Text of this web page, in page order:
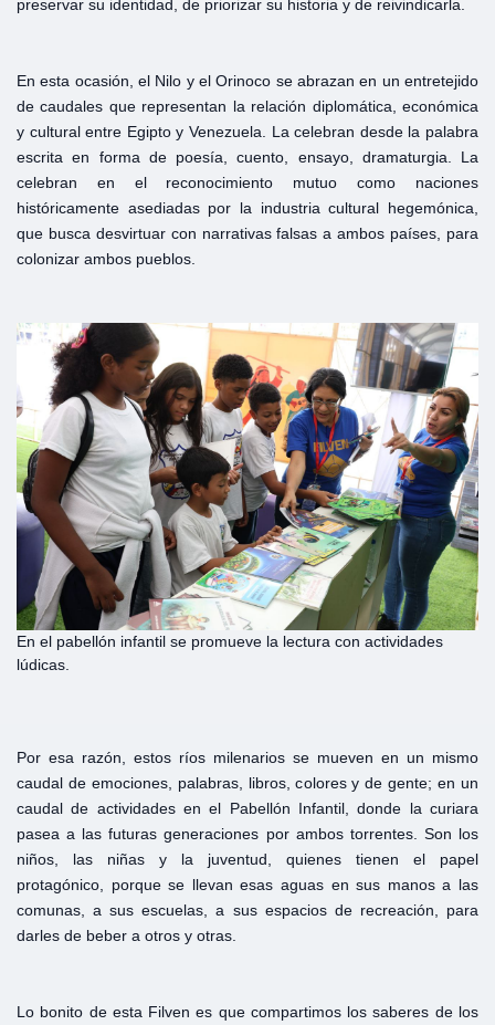
preservar su identidad, de priorizar su historia y de reivindicarla.
En esta ocasión, el Nilo y el Orinoco se abrazan en un entretejido
de caudales que representan la relación diplomática, económica
y cultural entre Egipto y Venezuela. La celebran desde la palabra
escrita en forma de poesía, cuento, ensayo, dramaturgia. La
celebran en el reconocimiento mutuo como naciones
históricamente asediadas por la industria cultural hegemónica,
que busca desvirtuar con narrativas falsas a ambos países, para
colonizar ambos pueblos.
En el pabellón infantil se promueve la lectura con actividades
lúdicas.
Por esa razón, estos ríos milenarios se mueven en un mismo
caudal de emociones, palabras, libros, colores y de gente; en un
caudal de actividades en el Pabellón Infantil, donde la curiara
pasea a las futuras generaciones por ambos torrentes. Son los
niños, las niñas y la juventud, quienes tienen el papel
protagónico, porque se llevan esas aguas en sus manos a las
comunas, a sus escuelas, a sus espacios de recreación, para
darles de beber a otros y otras.
Lo bonito de esta Filven es que compartimos los saberes de los